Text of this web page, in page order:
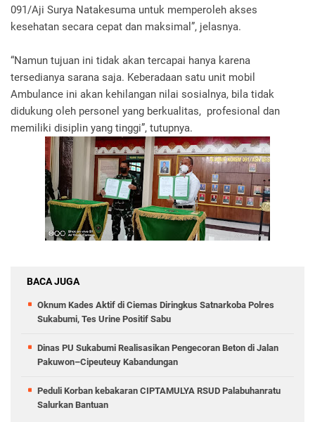
091/Aji Surya Natakesuma untuk memperoleh akses
kesehatan secara cepat dan maksimal”, jelasnya.
“Namun tujuan ini tidak akan tercapai hanya karena
tersedianya sarana saja. Keberadaan satu unit mobil
Ambulance ini akan kehilangan nilai sosialnya, bila tidak
didukung oleh personel yang berkualitas, profesional dan
memiliki disiplin yang tinggi”, tutupnya.
BACA JUGA
Oknum Kades Aktif di Ciemas Diringkus Satnarkoba Polres
Sukabumi, Tes Urine Positif Sabu
Dinas PU Sukabumi Realisasikan Pengecoran Beton di Jalan
Pakuwon–Cipeuteuy Kabandungan
Peduli Korban kebakaran CIPTAMULYA RSUD Palabuhanratu
Salurkan Bantuan